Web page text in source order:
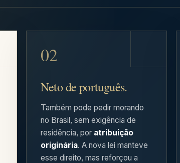
Neto de português.
Também pode pedir morando
no Brasil, sem exigência de
residência, por atribuição
originária. A nova lei manteve
esse direito, mas reforçou a